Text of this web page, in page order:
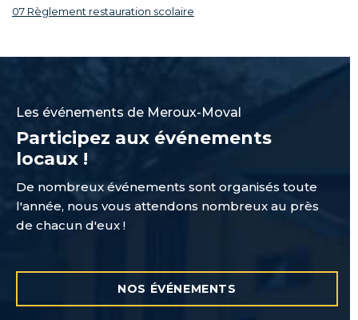
07 Règlement restauration scolaire
Les événements de Meroux-Moval
Participez aux événements
locaux !
De nombreux événements sont organisés toute
l'année, nous vous attendons nombreux au près
de chacun d'eux !
NOS ÉVÉNEMENTS